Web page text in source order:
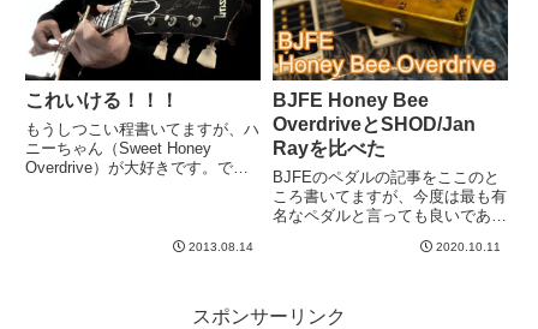
これいける！！！
もうしつこい程書いてますが、ハ
ニーちゃん（Sweet Honey
Overdrive）が大好きです。でも
んからは、Little Green Wonde...
2013.08.14
BJFE Honey Bee
OverdriveとSHOD/Jan
Rayを比べた
BJFEのペダルの記事をここのと
ころ書いてますが、今度は最も有
名なペダルと言っても良いであろ
りに弾いて思った感想と、Heney
あ...
2020.10.11
スポンサーリンク